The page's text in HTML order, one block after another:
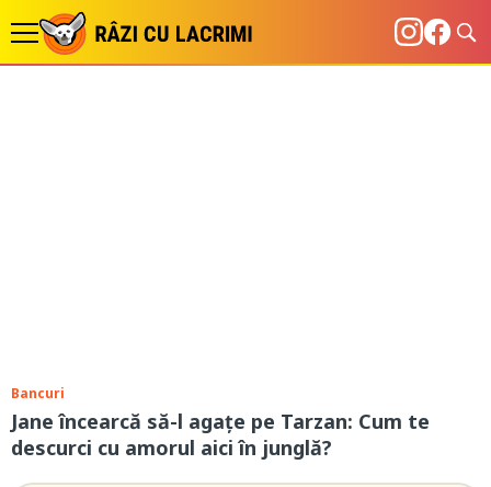
Bancuri
Jane încearcă să-l agațe pe Tarzan: Cum te
descurci cu amorul aici în junglă?